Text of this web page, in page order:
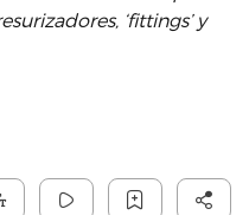
‘fittings’ y